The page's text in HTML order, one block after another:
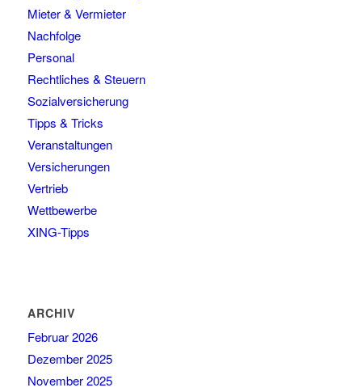
Mieter & Vermieter
Nachfolge
Personal
Rechtliches & Steuern
Sozialversicherung
Tipps & Tricks
Veranstaltungen
Versicherungen
Vertrieb
Wettbewerbe
XING-Tipps
ARCHIV
Februar 2026
Dezember 2025
November 2025